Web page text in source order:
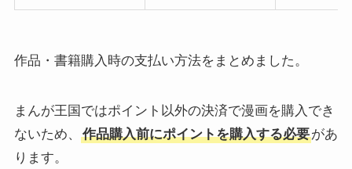
作品・書籍購入時の支払い方法をまとめました。
まんが王国ではポイント以外の決済で漫画を購入でき
ないため、
作品購入前にポイントを購入する必要があ
ります。